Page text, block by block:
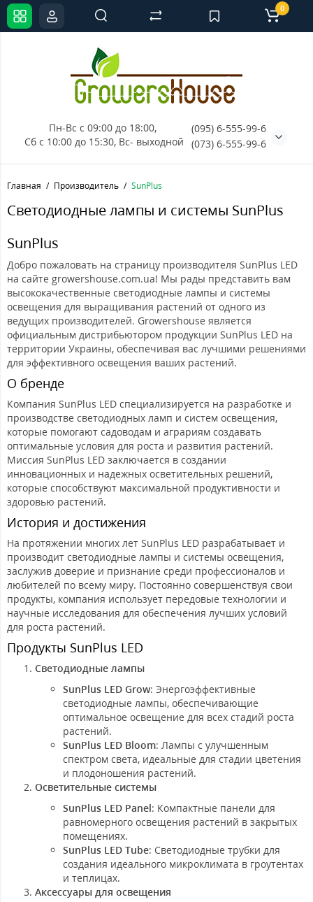
Пн-Вс с 09:00 до 18:00,
Сб с 10:00 до 15:30, Вс- выходной
(095) 6-555-99-6
(073) 6-555-99-6
0
Главная Производитель SunPlus
Светодиодные лампы и системы SunPlus
SunPlus
Добро пожаловать на страницу производителя SunPlus LED
на сайте growershouse.com.ua! Мы рады представить вам
высококачественные светодиодные лампы и системы
освещения для выращивания растений от одного из
ведущих производителей. Growershouse является
официальным дистрибьютором продукции SunPlus LED на
территории Украины, обеспечивая вас лучшими решениями
для эффективного освещения ваших растений.
О бренде
Компания SunPlus LED специализируется на разработке и
производстве светодиодных ламп и систем освещения,
которые помогают садоводам и аграриям создавать
оптимальные условия для роста и развития растений.
Миссия SunPlus LED заключается в создании
инновационных и надежных осветительных решений,
которые способствуют максимальной продуктивности и
здоровью растений.
История и достижения
На протяжении многих лет SunPlus LED разрабатывает и
производит светодиодные лампы и системы освещения,
заслужив доверие и признание среди профессионалов и
любителей по всему миру. Постоянно совершенствуя свои
продукты, компания использует передовые технологии и
научные исследования для обеспечения лучших условий
для роста растений.
Продукты SunPlus LED
Светодиодные лампы
SunPlus LED Grow: Энергоэффективные
светодиодные лампы, обеспечивающие
оптимальное освещение для всех стадий роста
растений.
SunPlus LED Bloom: Лампы с улучшенным
спектром света, идеальные для стадии цветения
и плодоношения растений.
Осветительные системы
SunPlus LED Panel: Компактные панели для
равномерного освещения растений в закрытых
помещениях.
SunPlus LED Tube: Светодиодные трубки для
создания идеального микроклимата в гроутентах
и теплицах.
Аксессуары для освещения